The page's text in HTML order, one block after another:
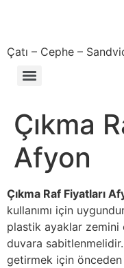
Çatı – Cephe –
Çıkma
Afyon
Çıkma Raf Fiyatları
kullanımı için
plastik ayaklar zemini
duvara
getirmek için